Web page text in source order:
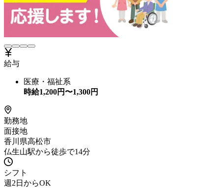
給与
医療・福祉系
時給1,200円〜1,300円
勤務地
面接地
香川県高松市
仏生山駅から徒歩で14分
シフト
週2日からOK